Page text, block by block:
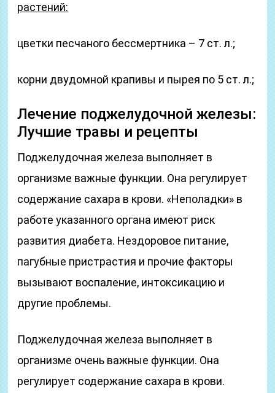
растений:
цветки песчаного бессмертника – 7 ст. л.;
корни двудомной крапивы и пырея по 5 ст. л.;
Лечение поджелудочной железы:
Лучшие травы и рецепты
Поджелудочная железа выполняет в
организме важные функции. Она регулирует
содержание сахара в крови. «Неполадки» в
работе указанного органа имеют риск
развития диабета. Нездоровое питание,
пагубные пристрастия и прочие факторы
вызывают воспаление, интоксикацию и
другие проблемы.
Поджелудочная железа выполняет в
организме очень важные функции. Она
регулирует содержание сахара в крови.